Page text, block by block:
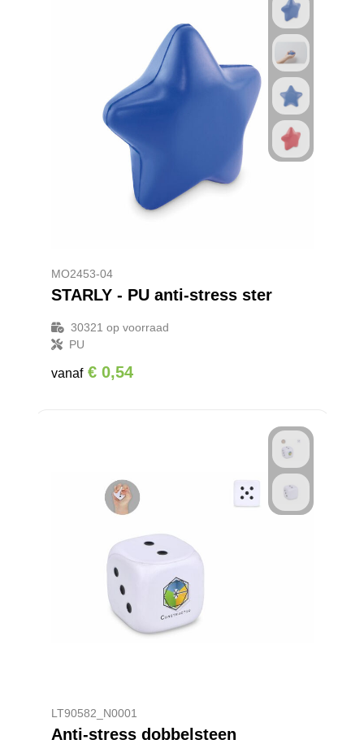
MO2453-04
STARLY - PU anti-stress ster
30321 op voorraad
PU
vanaf € 0,54
LT90582_N0001
Anti-stress dobbelsteen